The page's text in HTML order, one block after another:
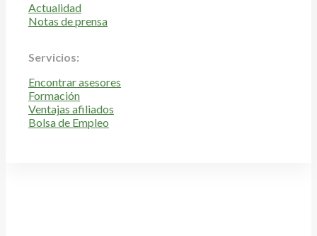
Actualidad
Notas de prensa
Servicios:
Encontrar asesores
Formación
Ventajas afiliados
Bolsa de Empleo